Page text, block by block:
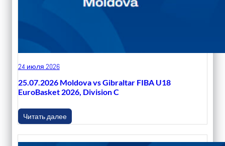
24 июля 2026
25.07.2026 Moldova vs Gibraltar FIBA U18
EuroBasket 2026, Division C
Читать далее